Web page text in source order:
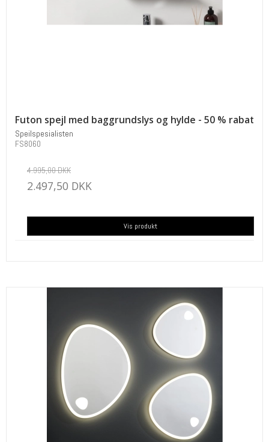
Futon spejl med baggrundslys og hylde - 50 % rabat
Speilspesialisten
FS8060
4.995,00 DKK
2.497,50 DKK
Vis produkt